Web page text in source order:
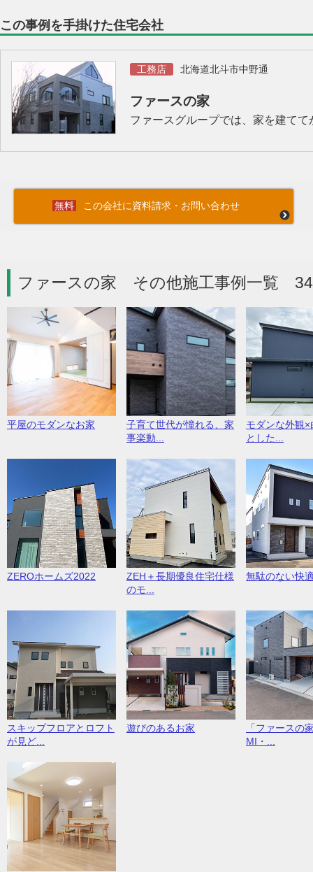
この事例を手掛けた住宅会社
工務店 北海道北斗市中野通
ファースの家
ファースグループでは、家を建て
この会社に資料請求・お問い合わせ
ファースの家 その他施工事例一覧
平屋のモダンなお家
子育て世代が憧れる、家
事楽動...
モダンな外観×
とした...
ZEROホームズ2022
ZEH＋長期優良住宅仕様
のモ...
無駄のない快
スキップフロアとロフト
が見ど...
遊びのあるお家
「ファースの
MI・...